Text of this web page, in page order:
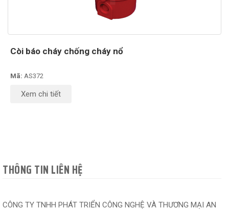
Còi báo cháy chống cháy nổ
Mã: AS372
Xem chi tiết
THÔNG TIN LIÊN HỆ
CÔNG TY TNHH PHÁT TRIỂN CÔNG NGHỆ VÀ THƯƠNG MẠI AN